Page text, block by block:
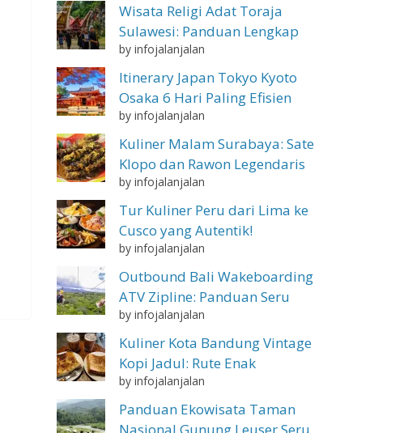
Wisata Religi Adat Toraja
Sulawesi: Panduan Lengkap
by infojalanjalan
Itinerary Japan Tokyo Kyoto
Osaka 6 Hari Paling Efisien
by infojalanjalan
Kuliner Malam Surabaya: Sate
Klopo dan Rawon Legendaris
by infojalanjalan
Tur Kuliner Peru dari Lima ke
Cusco yang Autentik!
by infojalanjalan
Outbound Bali Wakeboarding
ATV Zipline: Panduan Seru
by infojalanjalan
Kuliner Kota Bandung Vintage
Kopi Jadul: Rute Enak
by infojalanjalan
Panduan Ekowisata Taman
Nasional Gunung Leuser Seru